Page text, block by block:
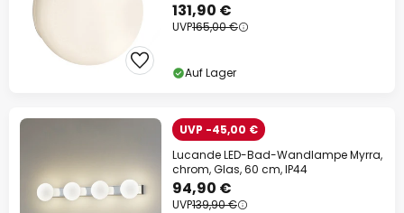
131,90 €
UVP165,00 €
Auf Lager
UVP -45,00 €
Lucande LED-Bad-Wandlampe Myrra,
chrom, Glas, 60 cm, IP44
94,90 €
UVP139,90 €